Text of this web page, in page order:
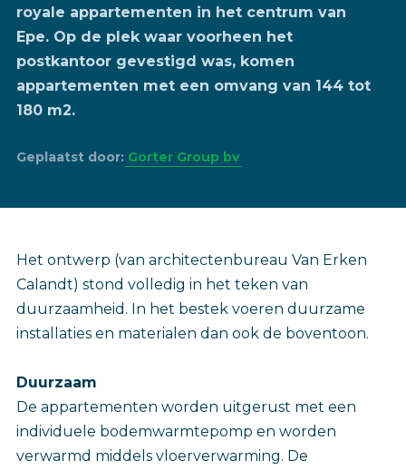
royale appartementen in het centrum van
Epe. Op de plek waar voorheen het
postkantoor gevestigd was, komen
appartementen met een omvang van 144 tot
180 m2.
Geplaatst door: Gorter Group bv
Het ontwerp (van architectenbureau Van Erken
Calandt) stond volledig in het teken van
duurzaamheid. In het bestek voeren duurzame
installaties en materialen dan ook de boventoon.
Duurzaam
De appartementen worden uitgerust met een
individuele bodemwarmtepomp en worden
verwarmd middels vloerverwarming. De